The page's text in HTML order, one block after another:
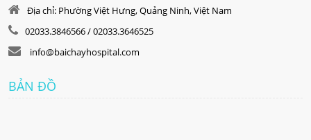
Địa chỉ: Phường Việt Hưng, Quảng Ninh, Việt Nam
02033.3846566 / 02033.3646525
info@baichayhospital.com
BẢN ĐỒ